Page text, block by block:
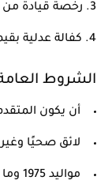
رخصة قيادة من
كفالة عدلية بقيمة 2000
الشروط
أن يكون
لائق صحيًا
مواليد 1975 وما بعد